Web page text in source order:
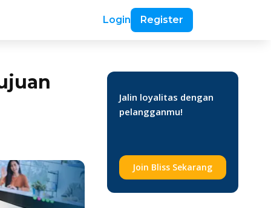
Login Register
Jalin loyalitas dengan
pelangganmu!
Join Bliss Sekarang